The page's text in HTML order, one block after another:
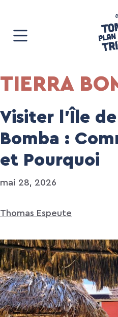
contenu
TIERRA
Visiter l’Île
Bomba :
et Pourquoi
mai 28, 2026
Thomas Espeute